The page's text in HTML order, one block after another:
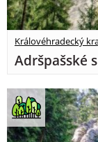
Královéhradecký
Adršpašské